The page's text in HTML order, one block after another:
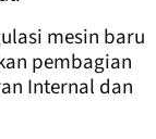
mesin baru
pembagian
Internal dan